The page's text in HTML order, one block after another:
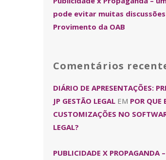
pode evitar muitas
Provimento da OAB
Comentários
DIÁRIO DE APRESENTAÇÕES:
JP GESTÃO LEGAL EM POR QUE
CUSTOMIZAÇÕES NO
LEGAL?
PUBLICIDADE X PROPAGANDA